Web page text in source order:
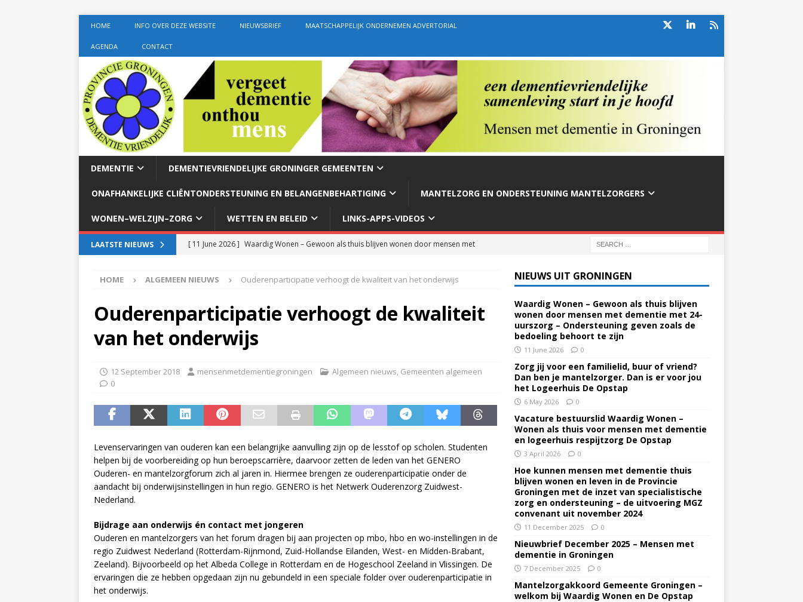
HOME INFO OVER DEZE WEBSITE NIEUWSBRIEF MAATSCHAPPELIJK ONDERNEMEN ADVERTORIAL
AGENDA CONTACT
DEMENTIE DEMENTIEVRIENDELIJKE GRONINGER GEMEENTEN
ONAFHANKELIJKE CLIËNTONDERSTEUNING EN BELANGENBEHARTIGING MANTELZORG EN ONDERSTEUNING MANTELZORGERS
WONEN–WELZIJN–ZORG WETTEN EN BELEID LINKS-APPS-VIDEOS
LAATSTE NIEUWS [ 11 June 2026 ] Waardig Wonen – Gewoon als thuis blijven wonen door mensen met
APPINGEDAM
[ 6 May 2026 ]
Zorg jij voor een familielid, buur of vriend? Dan ben je mantelzorger. Dan
is er voor jou het Logeerhuis De Opstap
GRONINGEN
[ 3 May 2026 ] Nieuwsbrief Mei 2026 – Mensen met dementie in Groningen
NIEUWS
ALGEMEEN NIEUWS
[ 24 June 2026 ] Nieuwsbrief Juni-Juli 2026 – Mensen met dementie in Groningen
ALGEMEEN NIEUWS
HOME ALGEMEEN NIEUWS Ouderenparticipatie verhoogt de kwaliteit van het onderwijs
Ouderenparticipatie verhoogt de kwaliteit
van het onderwijs
12 September 2018 mensenmetdementiegroningen Algemeen nieuws Gemeenten algemeen
0
Levenservaringen van ouderen kan een belangrijke aanvulling zijn op de lesstof op scholen. Studenten
helpen bij de voorbereiding op hun beroepscarrière, daarvoor zetten de leden van het GENERO
Ouderen- en mantelzorgforum zich al jaren in. Hiermee brengen ze ouderenparticipatie onder de
aandacht bij onderwijsinstellingen in hun regio. GENERO is het Netwerk Ouderenzorg Zuidwest-
Nederland.
Bijdrage aan onderwijs én contact met jongeren
Ouderen en mantelzorgers van het forum dragen bij aan projecten op mbo, hbo en wo-instellingen in de
regio Zuidwest Nederland (Rotterdam-Rijnmond, Zuid-Hollandse Eilanden, West- en Midden-Brabant,
Zeeland). Bijvoorbeeld op het Albeda College in Rotterdam en de Hogeschool Zeeland in Vlissingen. De
ervaringen die ze hebben opgedaan zijn nu gebundeld in een speciale folder over ouderenparticipatie in
het onderwijs.
NIEUWS UIT GRONINGEN
Waardig Wonen – Gewoon als thuis blijven
wonen door mensen met dementie met 24-
uurszorg – Ondersteuning geven zoals de
bedoeling behoort te zijn
11 June 2026 0
Zorg jij voor een familielid, buur of vriend?
Dan ben je mantelzorger. Dan is er voor jou
het Logeerhuis De Opstap
6 May 2026 0
Vacature bestuurslid Waardig Wonen –
Wonen als thuis voor mensen met dementie
en logeerhuis respijtzorg De Opstap
3 April 2026 0
Hoe kunnen mensen met dementie thuis
blijven wonen en leven in de Provincie
Groningen met de inzet van specialistische
zorg en ondersteuning – de uitvoering MGZ
convenant uit november 2024
11 December 2025 0
Nieuwbrief December 2025 – Mensen met
dementie in Groningen
7 December 2025 0
Mantelzorgakkoord Gemeente Groningen –
welkom bij Waardig Wonen en De Opstap